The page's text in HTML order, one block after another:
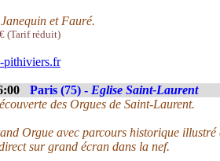
et Fauré.
(Tarif réduit)
pithiviers.fr
Paris (75) - Eglise Saint-Laurent
des Orgues de Saint-Laurent.
Orgue avec parcours historique
sur grand écran dans la nef.